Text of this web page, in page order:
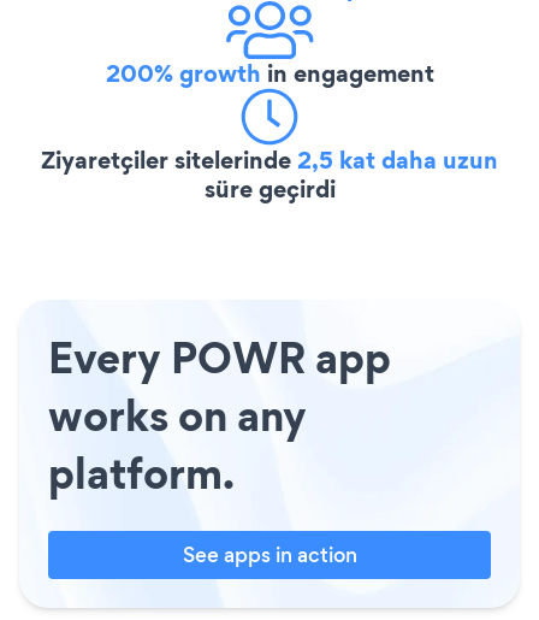
200% growth in engagement
Ziyaretçiler sitelerinde2,5 kat daha uzun
süre geçirdi
Every POWR app
works on any
platform.
See apps in action